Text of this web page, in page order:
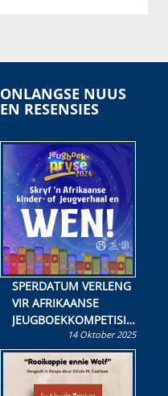
ONLANGSE NUUS
EN RESENSIES
SPERDATUM VERLENG
VIR AFRIKAANSE
JEUGBOEKKOMPETISIE
Skryf ’n jeugboek of
kinderboek en staan ’n
kans om R50 000 te
wen!
14 Oktober 2025